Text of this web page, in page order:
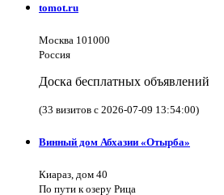
tomot.ru
Москва 101000
Россия
Доска бесплатных объявлений
(33 визитов с 2026-07-09 13:54:00)
Винный дом Абхазии «Отырба»
Киараз, дом 40
По пути к озеру Рица